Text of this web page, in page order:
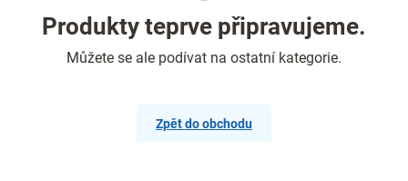
Produkty teprve připravujeme.
Můžete se ale podívat na ostatní kategorie.
Zpět do obchodu